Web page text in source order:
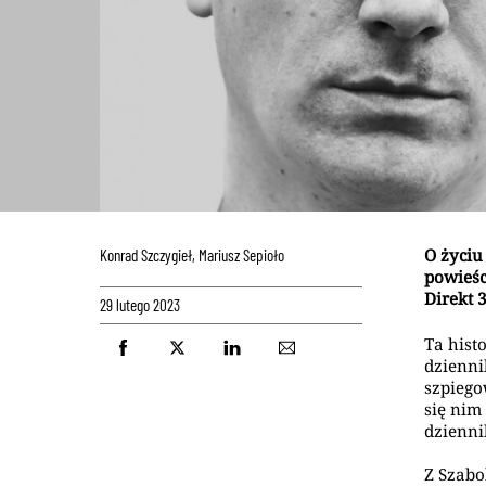
Konrad Szczygieł, Mariusz Sepioło
29 lutego 2023
O
Direkt
Ta
się
Z